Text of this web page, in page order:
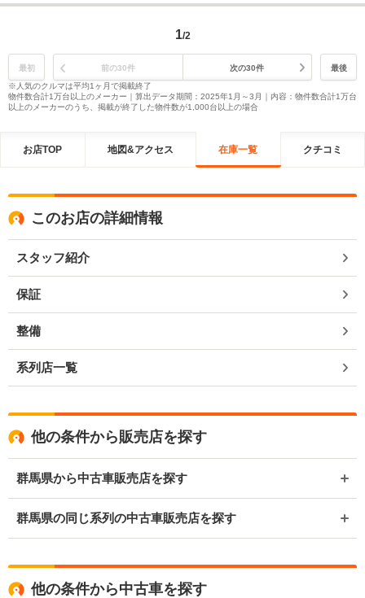
1/2
最初 前の30件 次の30件
最後
※人気のクルマは平均1ヶ月で掲載終了
物件数合計1万台以上のメーカー｜算出データ期間：2025年1月～3月｜内容：物件数合計1万台
以上のメーカーのうち、掲載が終了した物件数が1,000台以上の場合
お店TOP 地図&アクセス 在庫一覧 クチコミ
このお店の詳細情報
スタッフ紹介
保証
整備
系列店一覧
他の条件から販売店を探す
群馬県から中古車販売店を探す
群馬県の同じ系列の中古車販売店を探す
他の条件から中古車を探す